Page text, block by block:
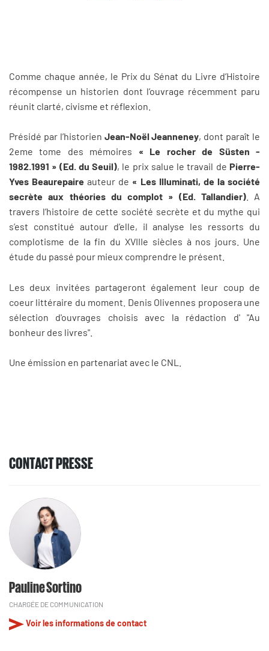
Comme chaque année, le Prix du Sénat du Livre d’Histoire
récompense un historien dont l’ouvrage récemment paru
réunit clarté, civisme et réflexion.
Présidé par l’historien Jean-Noël Jeanneney, dont paraît le
2eme tome des mémoires « Le rocher de Süsten -
1982.1991 » (Ed. du Seuil), le prix salue le travail de Pierre-
Yves Beaurepaire auteur de « Les Illuminati, de la société
secrète aux théories du complot » (Ed. Tallandier). A
travers l’histoire de cette société secrète et du mythe qui
s’est constitué autour d’elle, il analyse les ressorts du
complotisme de la fin du XVIIIe siècles à nos jours. Une
étude du passé pour mieux comprendre le présent.
Les deux invitées partageront également leur coup de
coeur littéraire du moment. Denis Olivennes proposera une
sélection d'ouvrages choisis avec la rédaction d' "Au
bonheur des livres".
Une émission en partenariat avec le CNL.
CONTACT PRESSE
Pauline Sortino
CHARGÉE DE COMMUNICATION
Voir les informations de contact